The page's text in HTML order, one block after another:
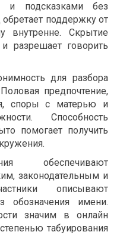
и подсказками без
поддержку от
внутренне. Скрытие
разрешает говорить
для разбора
предпочтение,
споры с матерью и
Способность
помогает получить
обеспечивают
законодательным и
описывают
обозначения имени.
значим в онлайн
табуирования